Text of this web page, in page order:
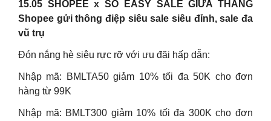
15.05 SHOPEE x SO EASY SALE GIỮA THÁNG
Shopee gửi thông điệp siêu sale siêu đỉnh, sale đa
vũ trụ
Đón nắng hè siêu rực rỡ với ưu đãi hấp dẫn:
Nhập mã: BMLTA50 giảm 10% tối đa 50K cho đơn
hàng từ 99K
Nhập mã: BMLT300 giảm 10% tối đa 300K cho đơn